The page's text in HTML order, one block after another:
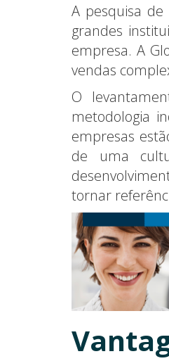
A pesquisa
grandes
empresa. A
vendas
O
metodologia
empresas
de uma
tornar